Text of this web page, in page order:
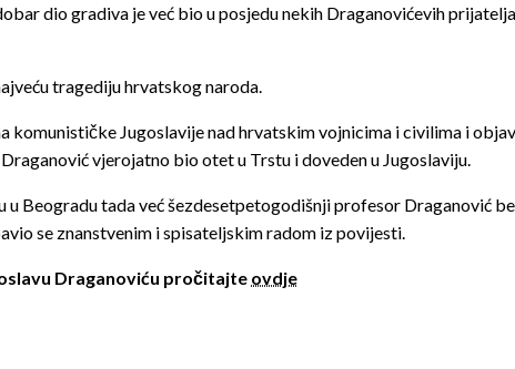
dio gradiva je već bio u posjedu nekih Draganovićevih
tragediju hrvatskog naroda.
Jugoslavije nad hrvatskim vojnicima i civilima i
vjerojatno bio otet u Trstu i doveden u Jugoslaviju.
Beogradu tada već šezdesetpetogodišnji profesor Draganović
se znanstvenim i spisateljskim radom iz povijesti.
Draganoviću pročitajte ovdje